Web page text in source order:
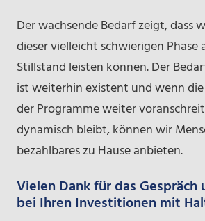
Der wachsende Bedarf zeigt, dass
dieser vielleicht schwierigen Phase
Stillstand leisten können. Der
ist weiterhin existent und wenn
der Programme weiter
dynamisch bleibt, können wir
bezahlbares zu Hause anbieten.
Vielen Dank für das Gespräch
bei Ihren Investitionen mit